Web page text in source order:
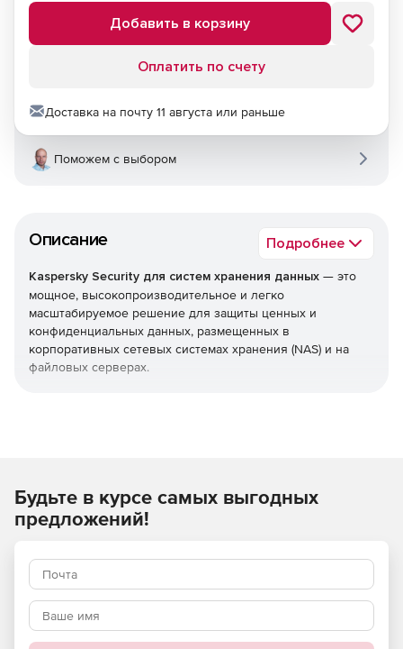
Описание Подробнее
Kaspersky Security для систем хранения данных — это
мощное, высокопроизводительное и легко
масштабируемое решение для защиты ценных и
конфиденциальных данных, размещенных в
корпоративных сетевых системах хранения (NAS) и на
файловых серверах.
Используйте Kaspersky Security для систем хранения
данных и получите максимальный уровень защиты от
Добавить в корзину
Оплатить по счету
Доставка на почту 11 августа или раньше
Поможем с выбором
Будьте в курсе самых выгодных
предложений!